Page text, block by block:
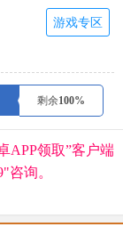
游戏专区
剩余100%
APP领取”客户端
咨询。